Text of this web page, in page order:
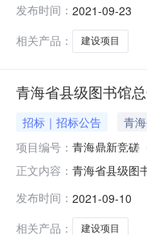
争性磋商采购
发布时间： 2021-09-23
相关产品：
建设项目
青海省县级图书馆
招标｜招标公告 青
项目编号： 青海鼎新竞磋
正文内容： 青海省县级图
目采购方式竞
政府采购
发布时间： 2021-09-10
相关产品：
建设项目